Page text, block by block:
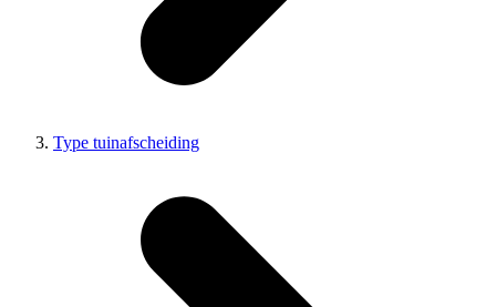
Type tuinafscheiding